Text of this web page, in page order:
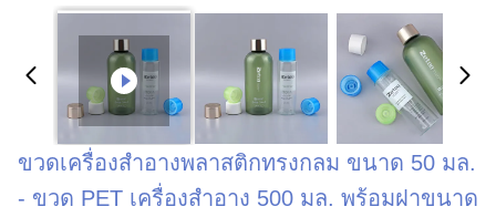
ขวดเครื่องสำอางพลาสติกทรงกลม ขนาด 50 มล.
- ขวด PET เครื่องสำอาง 500 มล. พร้อมฝาขนาด